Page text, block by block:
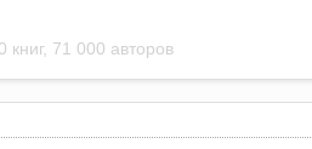
книг, 71 000 авторов